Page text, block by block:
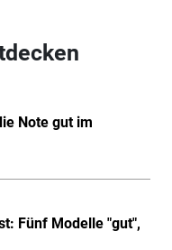
Note gut im
Fünf Modelle "gut",